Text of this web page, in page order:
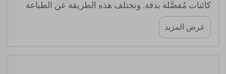
كائنات مُفصَّلة بدقة. وتختلف هذه الطريقة عن الطباعة
ثلاثية الأبعاد التقليدية بالبلاستيك. إذ يمكن للطباعة بالراتنج
أن تُنتج أسطحًا ناعمة جدًّا ولامعة، وهي مثالية للنماذج أو
المجوهرات أو القطع الفنية. وِهيل-ستون...
عرض المزيد